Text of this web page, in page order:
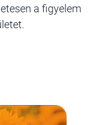
a figyelem